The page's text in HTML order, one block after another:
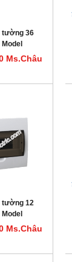
tường 36
Model
Ms.Châu
tường 12
Model
Ms.Châu